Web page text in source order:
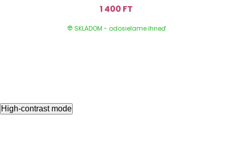
1 400 FT
SKLADOM - odosielame ihneď
High-contrast mode